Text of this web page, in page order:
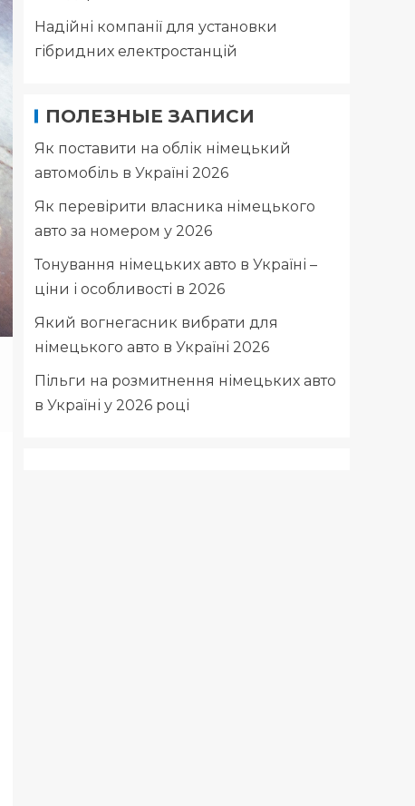
Надійні компанії для установки
гібридних електростанцій
ПОЛЕЗНЫЕ ЗАПИСИ
Як поставити на облік німецький
автомобіль в Україні 2026
Як перевірити власника німецького
авто за номером у 2026
Тонування німецьких авто в Україні –
ціни і особливості в 2026
Який вогнегасник вибрати для
німецького авто в Україні 2026
Пільги на розмитнення німецьких авто
в Україні у 2026 році